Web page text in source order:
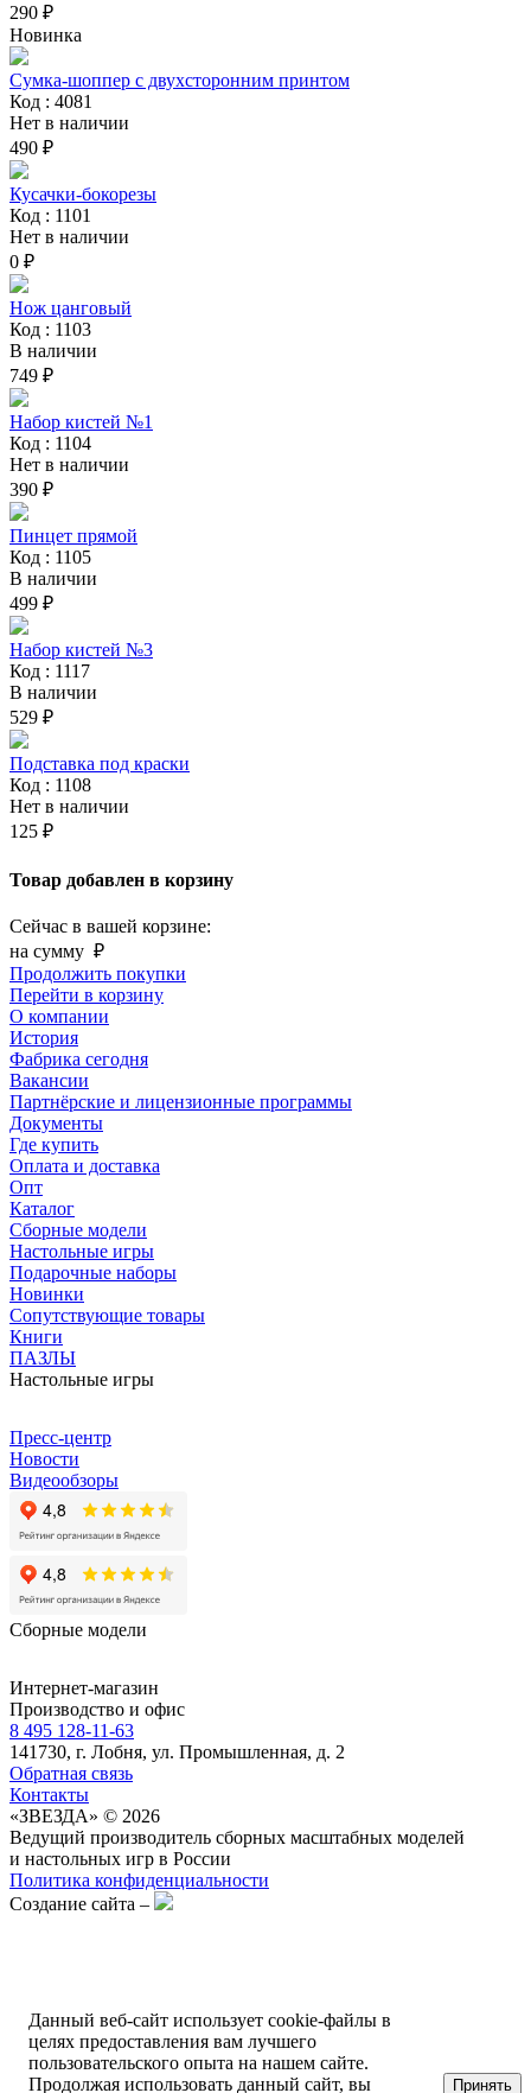
290 ₽
Новинка
Сумка-шоппер с двухсторонним принтом
Код : 4081
Нет в наличии
490 ₽
Кусачки-бокорезы
Код : 1101
Нет в наличии
0 ₽
Нож цанговый
Код : 1103
В наличии
749 ₽
Набор кистей №1
Код : 1104
Нет в наличии
390 ₽
Пинцет прямой
Код : 1105
В наличии
499 ₽
Набор кистей №3
Код : 1117
В наличии
529 ₽
Подставка под краски
Код : 1108
Нет в наличии
125 ₽
Товар добавлен в корзину
Сейчас в вашей корзине:
на сумму ₽
Продолжить покупки
Перейти в корзину
О компании
История
Фабрика сегодня
Вакансии
Партнёрские и лицензионные программы
Документы
Где купить
Оплата и доставка
Опт
Каталог
Сборные модели
Настольные игры
Подарочные наборы
Новинки
Сопутствующие товары
Книги
ПАЗЛЫ
Настольные игры
Пресс-центр
Новости
Видеообзоры
Сборные модели
Интернет-магазин
Производство и офис
8 495 128-11-63
141730, г. Лобня, ул. Промышленная, д. 2
Обратная связь
Контакты
«ЗВЕЗДА» © 2026
Ведущий производитель сборных масштабных моделей
и настольных игр в России
Политика конфиденциальности
Создание сайта –
Данный веб-сайт использует cookie-файлы в
целях предоставления вам лучшего
пользовательского опыта на нашем сайте.
Продолжая использовать данный сайт, вы
Принять